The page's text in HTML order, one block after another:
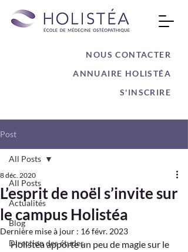
NOUS CONTACTER
ANNUAIRE HOLISTÉA
S'INSCRIRE
Post
All Posts
Actualités
Blog
Direction des études
All Posts
L’esprit de noël s’invite sur
le campus Holistéa
8 déc. 2020
Dernière mise à jour : 16 févr. 2023
Holistéa apporte un peu de magie sur le